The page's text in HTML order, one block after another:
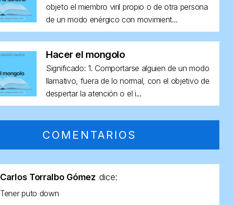
objeto el miembro viril propio o de otra persona
de un modo enérgico con movimient...
Hacer el mongolo
Significado: 1. Comportarse alguien de un modo
llamativo, fuera de lo normal, con el objetivo de
despertar la atención o el i...
COMENTARIOS
Carlos Torralbo Gómez dice:
Tener puto down